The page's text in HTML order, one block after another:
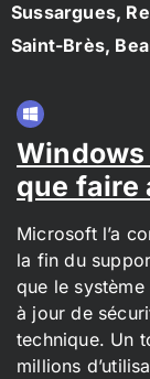
Sussargues,
Saint-Brès,
Windows
que faire
Microsoft l’a
la fin du
que le
à jour de
technique. Un
millions